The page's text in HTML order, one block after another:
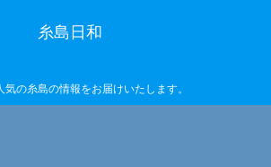
糸島日和
気の糸島の情報をお届けいたします。